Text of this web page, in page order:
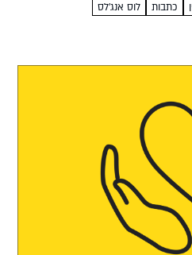
כתבות
לוס אנג'לס